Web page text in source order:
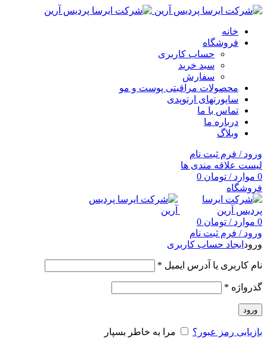
خانه
فروشگاه
حساب کاربری
سبد خرید
سفارش
محصولات مراقبتی پوست و مو
ساپورتهای ارتوپدی
تماس با ما
درباره ما
وبلاگ
ورود / فرم ثبت نام
لیست علاقه مندی ها
0 موارد / تومان
فروشگاه
0 موارد / تومان
ورود / فرم ثبت نام
ورود ایجاد حساب کاربری
نام کاربری یا آدرس ایمیل *
گذرواژه *
ورود
بازیابی رمز عبور؟ مرا به خاطر بسپار